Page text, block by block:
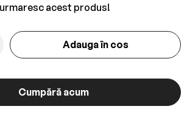
acest produs!
Adauga în cos
Cumpără acum